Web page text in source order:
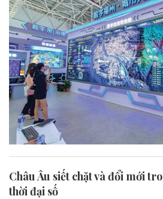
Châu Âu siết chặt và đổi mới
thời đại số